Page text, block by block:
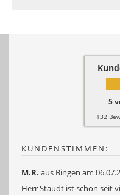
5
132
KUNDENSTIMMEN:
M.R. aus Bingen am
Herr Staudt ist schon seit